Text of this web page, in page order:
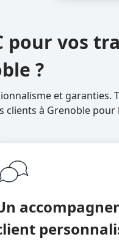
pour vos
?
et garanties.
clients à Grenoble